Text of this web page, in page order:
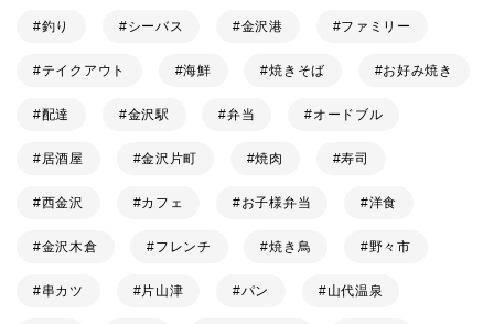
釣り シーバス 金沢港 ファミリー
テイクアウト 海鮮 焼きそば お好み焼き
配達 金沢駅 弁当 オードブル
居酒屋 金沢片町 焼肉 寿司
西金沢 カフェ お子様弁当 洋食
金沢木倉 フレンチ 焼き鳥 野々市
串カツ 片山津 パン 山代温泉